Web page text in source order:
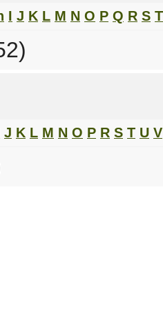
I J K L M N O P Q R S T
J K L M N O P R S T U V